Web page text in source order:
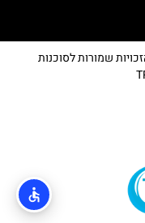
שמורות לסוכנות